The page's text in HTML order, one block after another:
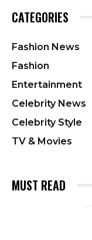
CATEGORIES
Fashion News
Fashion
Entertainment
Celebrity News
Celebrity Style
TV & Movies
MUST READ